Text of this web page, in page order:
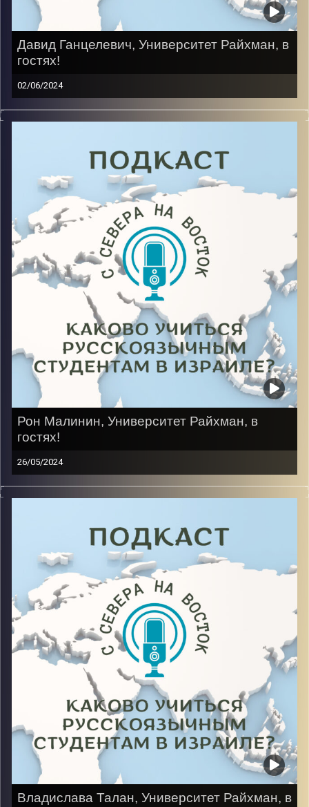
Давид Ганцелевич, Университет Райхман, в
гостях!
02/06/2024
Быть подростком очень трудно, особенно когда ты в
16 лет один в чужой стране. Путь в Израиле у нашего
где приходилось говорить и жить на чужом для себя
языке, а дальше армия и высшее образование.
Прошло 11 лет, за спиной все трудности, а впереди
конец магистратуры на факультете «Международные
отношения, Контр терроризм и Кибер безопасность»
Image Credits: AudioVersity
Рон Малинин, Университет Райхман, в
гостях!
26/05/2024
Путь из школьника-спортсмена в Англии в студента
факультета «Предпринимательство и Бизнеса» через
Но не все так легко, и существуют свои нюансы, о
которых рассказал гость в этом выпуске
Image Credits:
AudioVersity
Владислава Талан, Университет Райхман, в